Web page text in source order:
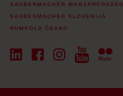
SAUBERMACHER MAGYARORSZÁG
SAUBERMACHER SLOVENIJA
RUMPOLD ČESKO